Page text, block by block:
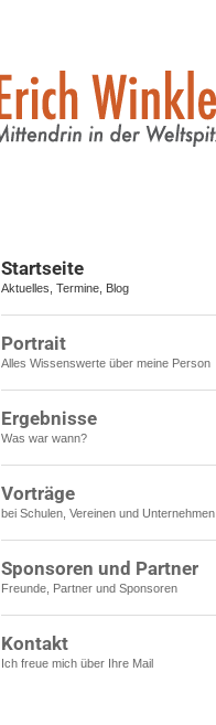
Startseite
Aktuelles, Termine, Blog
Portrait
Alles Wissenswerte über meine Person
Ergebnisse
Was war wann?
Vorträge
bei Schulen, Vereinen und Unternehmen
Sponsoren und Partner
Freunde, Partner und Sponsoren
Kontakt
Ich freue mich über Ihre Mail